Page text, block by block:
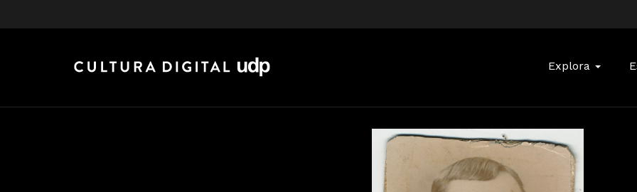
Explora